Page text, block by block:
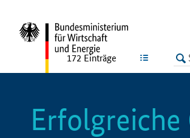
LISTE
172 Einträge